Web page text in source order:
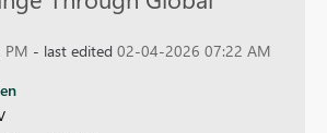
PM - last edited 02-04-2026 07:22 AM